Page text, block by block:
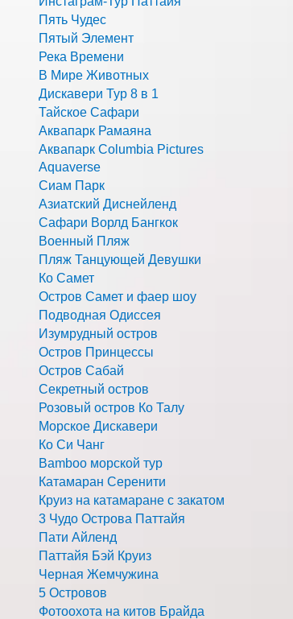
Пять Чудес
Пятый Элемент
Река Времени
В Мире Животных
Дискавери Тур 8 в 1
Тайское Сафари
Аквапарк Рамаяна
Аквапарк Columbia Pictures
Aquaverse
Сиам Парк
Азиатский Диснейленд
Сафари Ворлд Бангкок
Военный Пляж
Пляж Танцующей Девушки
Ко Самет
Остров Самет и фаер шоу
Подводная Одиссея
Изумрудный остров
Остров Принцессы
Остров Сабай
Секретный остров
Розовый остров Ко Талу
Морское Дискавери
Ко Си Чанг
Bamboo морской тур
Катамаран Серенити
Круиз на катамаране с закатом
3 Чудо Острова Паттайя
Пати Айленд
Паттайя Бэй Круиз
Черная Жемчужина
5 Островов
Фотоохота на китов Брайда